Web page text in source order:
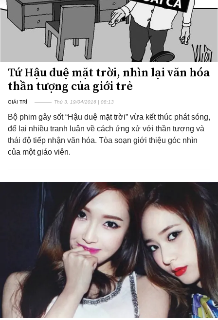
Tứ Hậu duệ mặt trời, nhìn lại văn hóa
thần tượng của giới trẻ
GIẢI TRÍ Thứ 3, 19/04/2016 | 08:13
Bộ phim gây sốt “Hậu duệ mặt trời” vừa kết thúc phát sóng,
để lại nhiều tranh luận về cách ứng xử với thần tượng và
thái độ tiếp nhận văn hóa. Tòa soạn giới thiệu góc nhìn
của một giáo viên.